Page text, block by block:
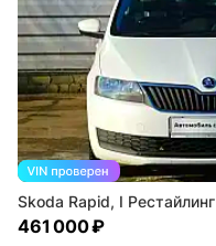
Skoda Rapid, I Рестайлинг
461 000 ₽